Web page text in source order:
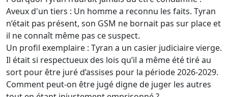
Aveux d'un tiers : Un homme a reconnu les faits. Tyran
n’était pas présent, son GSM ne bornait pas sur place et
il ne connaît même pas ce suspect.
Un profil exemplaire : Tyran a un casier judiciaire vierge.
Il était si respectueux des lois qu’il a même été tiré au
sort pour être juré d’assises pour la période 2026-2029.
Comment peut-on être jugé digne de juger les autres